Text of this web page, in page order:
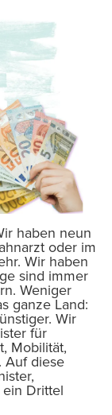
haben neun
oder im
Wir haben
sind immer
Weniger
ganze Land:
Wir
für
Mobilität,
Auf diese
Drittel